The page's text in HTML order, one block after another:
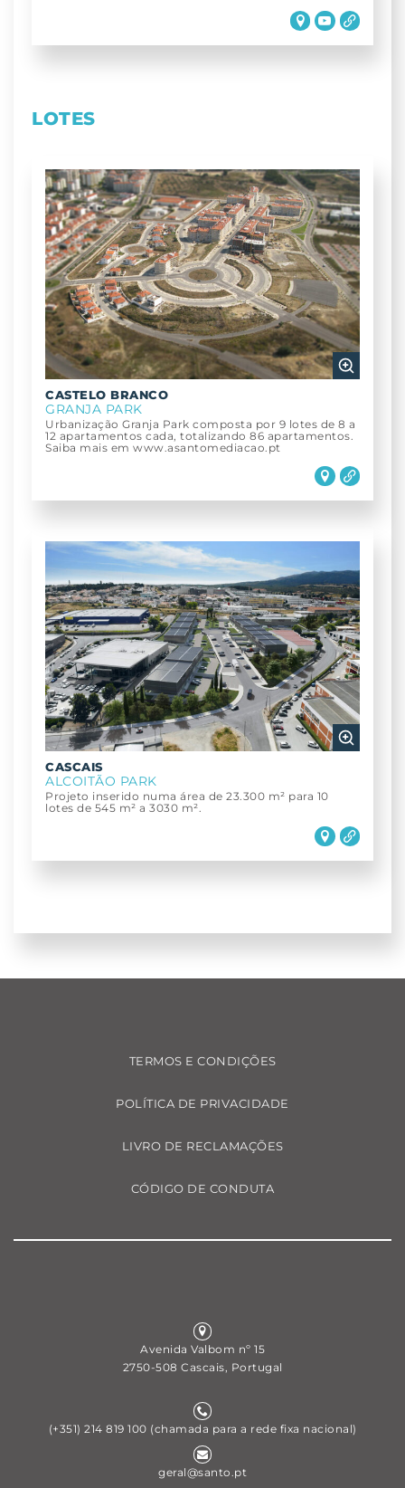
LOTES
CASTELO BRANCO
GRANJA PARK
Urbanização Granja Park composta por 9 lotes de 8 a
12 apartamentos cada, totalizando 86 apartamentos.
Saiba mais em www.asantomediacao.pt
CASCAIS
ALCOITÃO PARK
Projeto inserido numa área de 23.300 m² para 10
lotes de 545 m² a 3030 m².
TERMOS E CONDIÇÕES
POLÍTICA DE PRIVACIDADE
LIVRO DE RECLAMAÇÕES
CÓDIGO DE CONDUTA
Avenida Valbom nº 15
2750-508 Cascais, Portugal
(+351) 214 819 100 (chamada para a rede fixa nacional)
geral@santo.pt